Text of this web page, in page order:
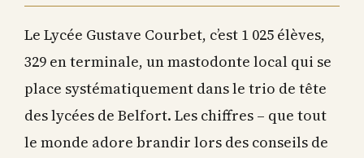
Le Lycée Gustave Courbet, c’est 1 025 élèves,
329 en terminale, un mastodonte local qui se
place systématiquement dans le trio de tête
des lycées de Belfort. Les chiffres – que tout
le monde adore brandir lors des conseils de